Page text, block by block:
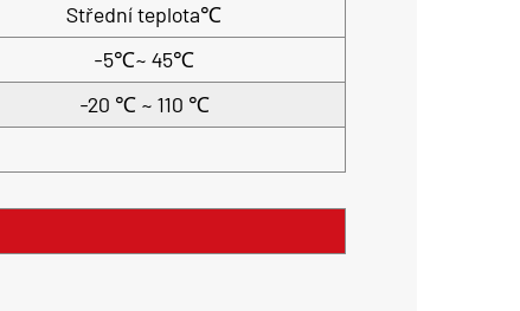
Střední teplota℃
-5℃~ 45℃
-20 ℃ ~ 110 ℃